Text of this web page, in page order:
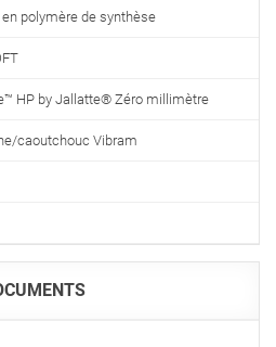
polymère de synthèse
HP by Jallatte® Zéro millimètre
caoutchouc Vibram